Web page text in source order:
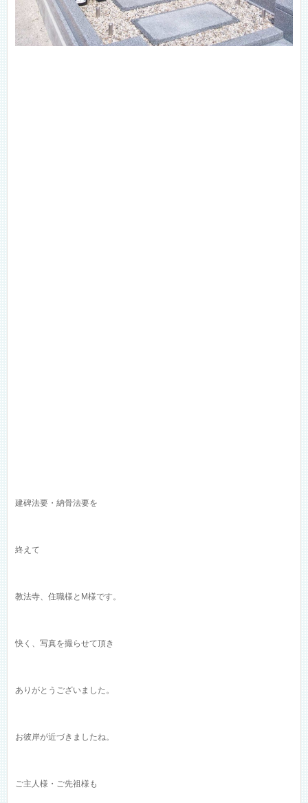
建碑法要・納骨法要を
終えて
教法寺、住職様とM様です。
快く、写真を撮らせて頂き
ありがとうございました。
お彼岸が近づきましたね。
ご主人様・ご先祖様も